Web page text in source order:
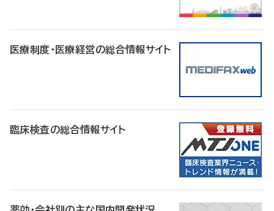
医療制度・医療経営の総合情報サイト
臨床検査の総合情報サイト